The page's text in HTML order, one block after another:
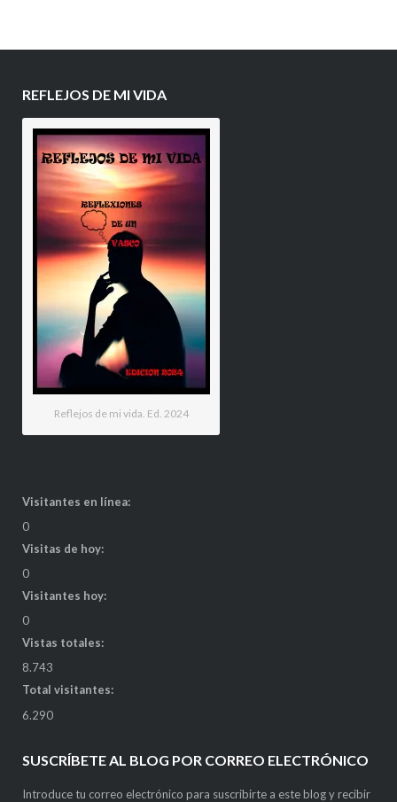
REFLEJOS DE MI VIDA
Reflejos de mi vida. Ed. 2024
Visitantes en línea:
0
Visitas de hoy:
0
Visitantes hoy:
0
Vistas totales:
8.743
Total visitantes:
6.290
SUSCRÍBETE AL BLOG POR CORREO ELECTRÓNICO
Introduce tu correo electrónico para suscribirte a este blog y recibir